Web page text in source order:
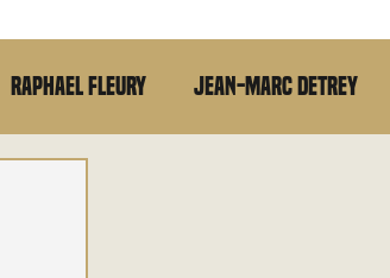
Raphael Fleury Jean-Marc Detrey